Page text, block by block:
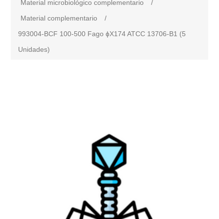
Material microbiológico complementario
/
Material complementario
/
993004-BCF 100-500 Fago ɸX174 ATCC 13706-B1 (5
Unidades)